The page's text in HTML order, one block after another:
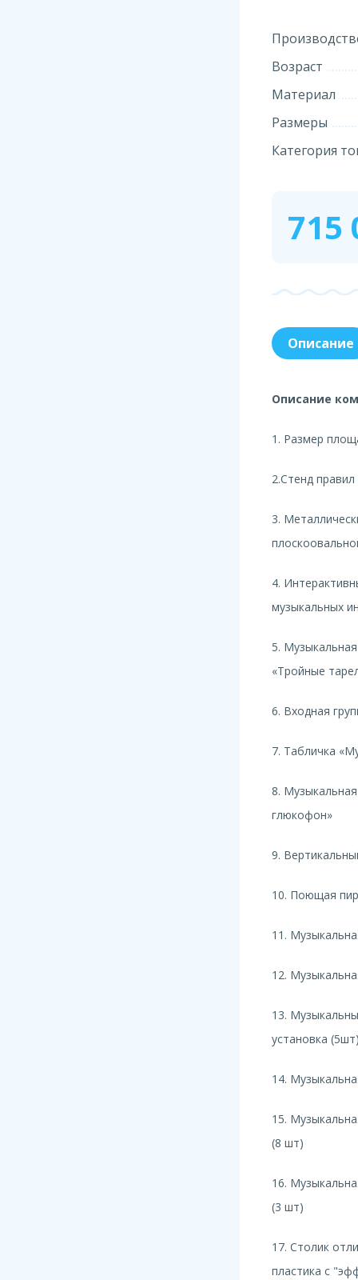
Возраст
Материал
Размеры
Категория
715
Описание
Описание
1. Размер
2.Стенд
3.
4.
музыкальных
5.
«Тройные
6. Входная
7. Табличка
8.
глюкофон»
9.
10. Поющая
11.
12.
13.
установка
14.
15.
(8 шт)
16.
(3 шт)
17. Столик
пластика с